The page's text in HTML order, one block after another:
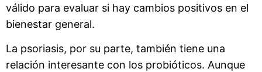
válido para evaluar si hay cambios positivos en el
bienestar general.
La psoriasis, por su parte, también tiene una
relación interesante con los probióticos. Aunque